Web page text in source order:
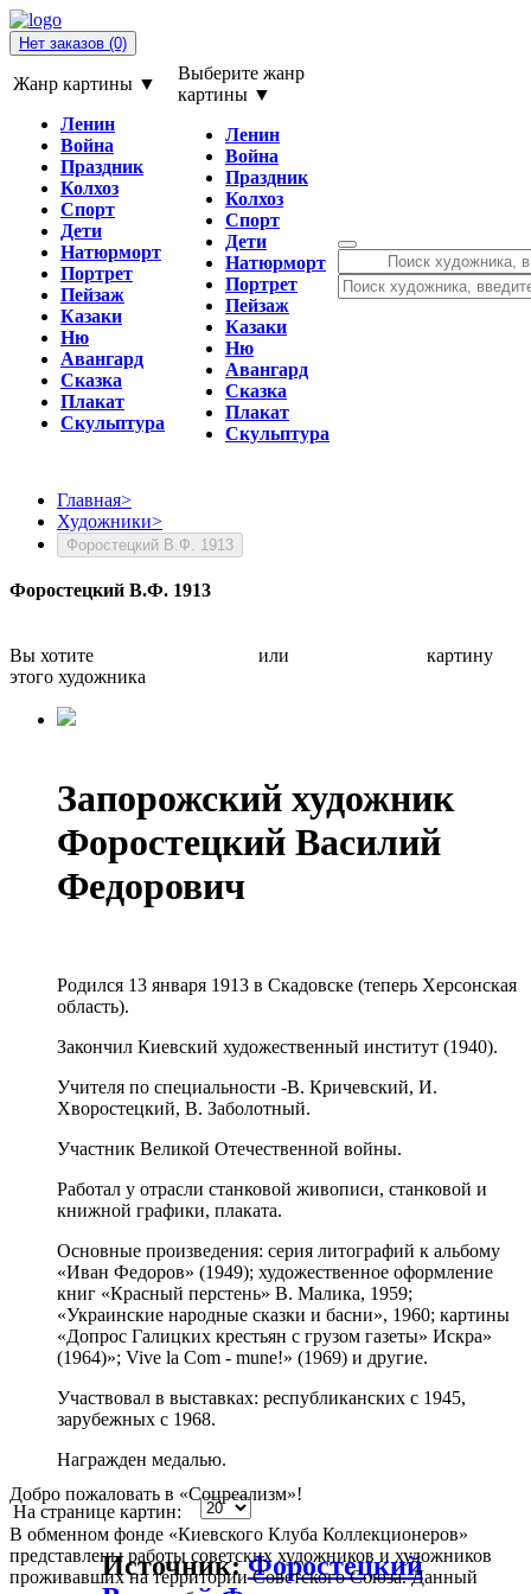
Нет заказов (0)
Жанр картины ▼
Ленин
Война
Праздник
Колхоз
Спорт
Дети
Натюрморт
Портрет
Пейзаж
Казаки
Ню
Авангард
Сказка
Плакат
Скульптура
Выберите жанр
картины ▼
Ленин
Война
Праздник
Колхоз
Спорт
Дети
Натюрморт
Портрет
Пейзаж
Казаки
Ню
Авангард
Сказка
Плакат
Скульптура
Главная>
Художники>
Форостецкий В.Ф. 1913
Форостецкий В.Ф. 1913
Вы хотите или
картину
этого художника
Запорожский художник
Форостецкий Василий
Федорович
Родился 13 января 1913 в Скадовске (теперь Херсонская
область).
Закончил Киевский художественный институт (1940).
Учителя по специальности -В. Кричевский, И.
Хворостецкий, В. Заболотный.
Участник Великой Отечественной войны.
Работал у отрасли станковой живописи, станковой и
книжной графики, плаката.
Основные произведения: серия литографий к альбому
«Иван Федоров» (1949); художественное оформление
книг «Красный перстень» В. Малика, 1959;
«Украинские народные сказки и басни», 1960; картины
«Допрос Галицких крестьян с грузом газеты» Искра»
(1964)»; Vive la Com - mune!» (1969) и другие.
Участвовал в выставках: республиканских с 1945,
зарубежных с 1968.
Награжден медалью.
На странице картин:
Источник:Форостецкий
Добро пожаловать в «Соцреализм»!
В обменном фонде «Киевского Клуба Коллекционеров»
представлены работы советских художников и художников
проживавших на территории Советского Союза. Данный